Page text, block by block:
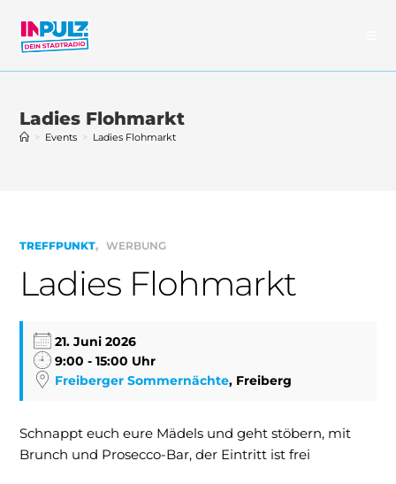
Inhalt
springen
Ladies Flohmarkt
> Events > Ladies Flohmarkt
TREFFPUNKT WERBUNG
Ladies Flohmarkt
21. Juni 2026
9:00 - 15:00 Uhr
Freiberger Sommernächte, Freiberg
Schnappt euch eure Mädels und geht stöbern, mit
Brunch und Prosecco-Bar, der Eintritt ist frei